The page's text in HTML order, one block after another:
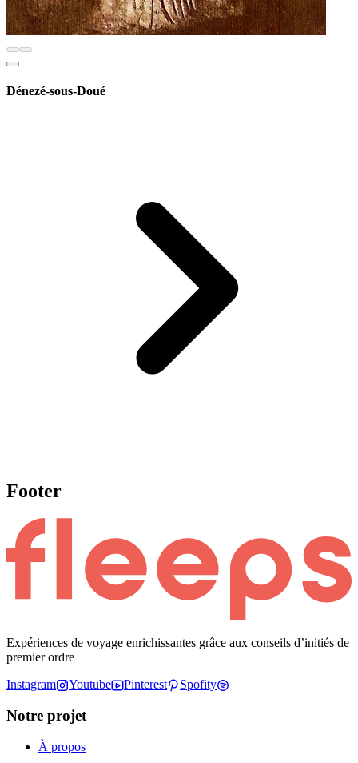
Dénezé-sous-Doué
Footer
Expériences de voyage enrichissantes grâce aux conseils d’initiés de
premier ordre
Instagram
Youtube Pinterest Spofity
Notre projet
À propos